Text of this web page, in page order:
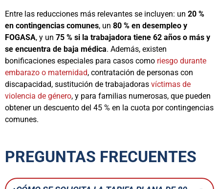
Entre las reducciones más relevantes se incluyen: un 20 %
en contingencias comunes, un 80 % en desempleo y
FOGASA, y un 75 % si la trabajadora tiene 62 años o más y
se encuentra de baja médica. Además, existen
bonificaciones especiales para casos como riesgo durante
embarazo o maternidad, contratación de personas con
discapacidad, sustitución de trabajadoras víctimas de
violencia de género, y para familias numerosas, que pueden
obtener un descuento del 45 % en la cuota por contingencias
comunes.
PREGUNTAS FRECUENTES